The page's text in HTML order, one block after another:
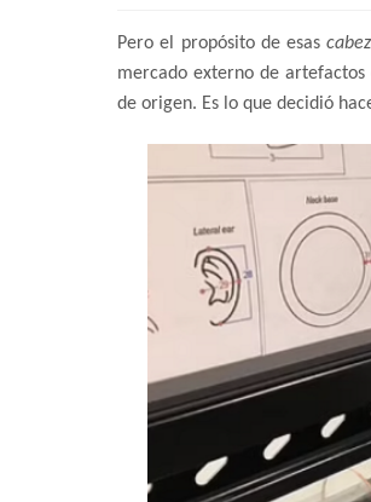
Pero el propósito de esas
mercado externo de
de origen. Es lo que decidió